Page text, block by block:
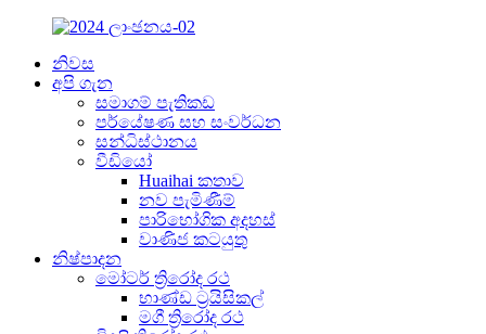
නිවස
අපි ගැන
සමාගම් පැතිකඩ
පර්යේෂණ සහ සංවර්ධන
සන්ධිස්ථානය
වීඩියෝ
Huaihai කතාව
නව පැමිණීම්
පාරිභෝගික අදහස්
වාණිජ කටයුතු
නිෂ්පාදන
මෝටර් ත්‍රිරෝද රථ
භාණ්ඩ ට්‍රයිසිකල්
මගී ත්‍රිරෝද රථ